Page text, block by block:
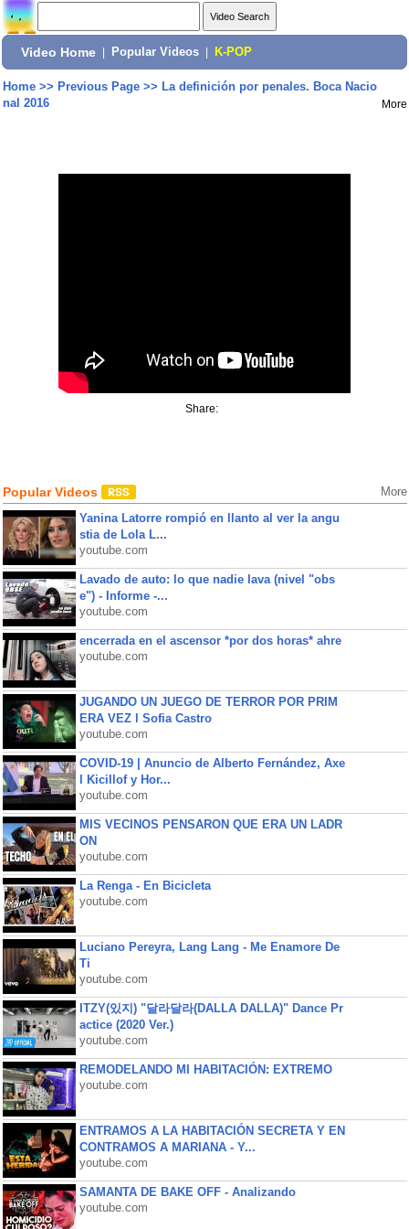
Video Home Popular Videos K-POP
Home>> Previous Page>> La definición por penales. Boca Nacio
nal 2016
More
Share:
Popular Videos More
Yanina Latorre rompió en llanto al ver la angu
stia de Lola L...
youtube.com
Lavado de auto: lo que nadie lava (nivel "obs
e") - Informe -...
youtube.com
encerrada en el ascensor *por dos horas* ahre
youtube.com
JUGANDO UN JUEGO DE TERROR POR PRIM
ERA VEZ l Sofia Castro
youtube.com
COVID-19 | Anuncio de Alberto Fernández, Axe
l Kicillof y Hor...
youtube.com
MIS VECINOS PENSARON QUE ERA UN LADR
ON
youtube.com
La Renga - En Bicicleta
youtube.com
Luciano Pereyra, Lang Lang - Me Enamore De
Ti
youtube.com
ITZY(있지) "달라달라(DALLA DALLA)" Dance Pr
actice (2020 Ver.)
youtube.com
REMODELANDO MI HABITACIÓN: EXTREMO
youtube.com
ENTRAMOS A LA HABITACIÓN SECRETA Y EN
CONTRAMOS A MARIANA - Y...
youtube.com
SAMANTA DE BAKE OFF - Analizando
youtube.com